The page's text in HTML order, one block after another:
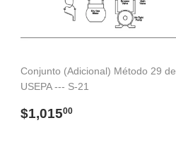
Conjunto (Adicional) Método 29 de
USEPA --- S-21
Precio
$1,01500